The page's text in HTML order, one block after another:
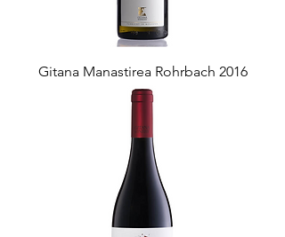
Gitana Manastirea Rohrbach 2016